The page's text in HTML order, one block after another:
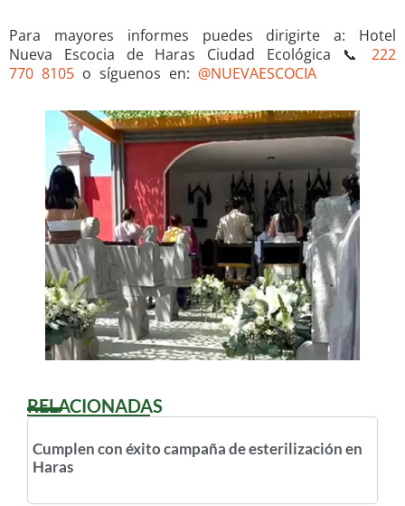
Para mayores informes puedes dirigirte a: Hotel
Nueva Escocia de Haras Ciudad Ecológica 📞 222
770 8105 o síguenos en: @NUEVAESCOCIA
RELACIONADAS
Cumplen con éxito campaña de esterilización en
Haras